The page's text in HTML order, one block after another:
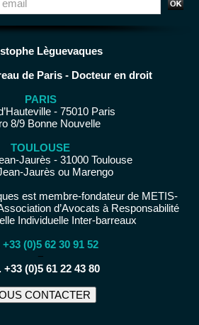
Lèguevaques
de Paris - Docteur en droit
PARIS
- 75010 Paris
8/9 Bonne Nouvelle
TOULOUSE
Jaurès - 31000 Toulouse
Jaurès ou Marengo
est membre-fondateur de METIS-
d’Avocats à Responsabilité
Individuelle Inter-barreaux
+33 (0)5 62 30 91 52
−
+33 (0)5 61 22 43 80
CONTACTER